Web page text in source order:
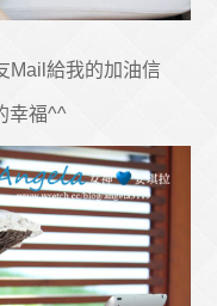
Mail給我的加油信
幸福^^